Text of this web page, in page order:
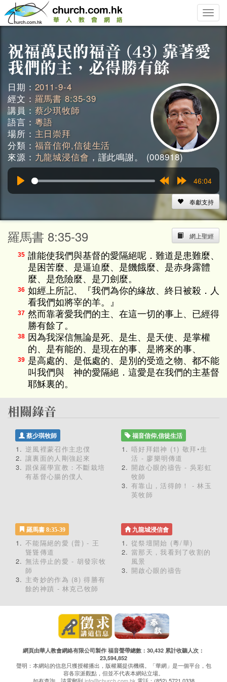
Toggle
日期： 2011-9-4
經文： 羅馬書 8:35-39
講員： 蔡少琪牧師
語言： 粵語
場所： 主日崇拜
分類： 福音信仰,信徒生活
來源： 九龍城浸信會 ，謹此鳴謝。 (008918)
Forward
15s
46:04
奉獻支持
網上聖經
羅馬書 8:35-39
35 誰能使我們與基督的愛隔絕呢．難道是患難麼、
是困苦麼、是逼迫麼、是饑餓麼、是赤身露體
麼、是危險麼、是刀劍麼。
36 如經上所記、『我們為你的緣故、終日被殺．人
看我們如將宰的羊。』
37 然而靠著愛我們的主、在這一切的事上、已經得
勝有餘了。
38
因為我深信無論是死、是生、是天使、是掌權
的、是有能的、是現在的事、是將來的事、
39 是高處的、是低處的、是別的受造之物、都不能
叫我們與 神的愛隔絕．這愛是在我們的主基督
耶穌裏的。
蔡少琪牧師
逆風裡蒙召作主忠僕
讓裏面的人剛強起來
跟保羅學宣教：不斷栽培
有基督心腸的僕人
福音信仰,信徒生活
唔好拜錯神 (1) 敬拜•生
活 - 廖樂明傳道
開啟心眼的禱告 - 吳彩虹
牧師
有靠山，活得帥！ - 林玉
英牧師
羅馬書 8:35-39
不能隔絕的愛 (普) - 王
聳聳傳道
無法停止的愛 - 胡發宗牧
師
主奇妙的作為 (8) 得勝有
餘的神蹟 - 林克己牧師
九龍城浸信會
從祭壇開始 (粵/華)
當那天，我看到了收割的
風景
開啟心眼的禱告
網頁由華人教會網絡有限公司製作 福音聲帶總數：30,432 累計收聽人次：
23,594,852
聲明：本網站的信息只獲授權播出，版權屬提供機構。「華網」是一個平台，包
容各宗派觀點，但並不代表本網站立場。